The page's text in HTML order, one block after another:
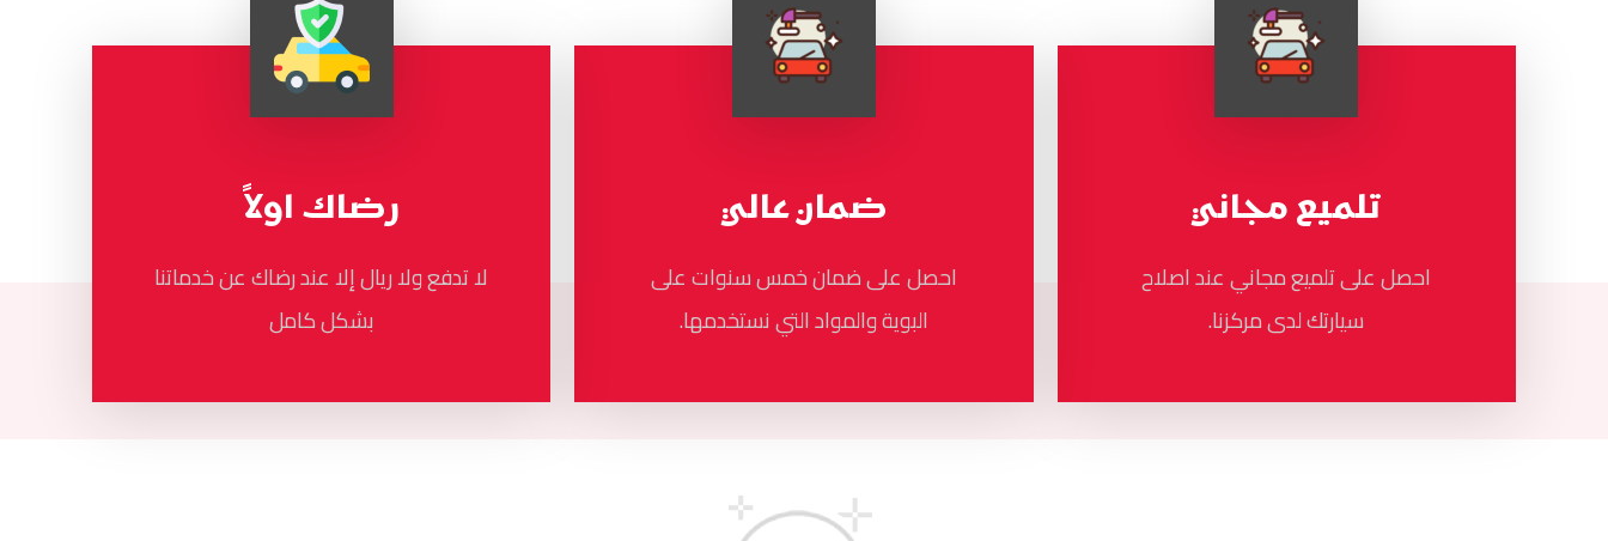
تلميع مجاني
احصل على تلميع مجاني عند اصلاح
سيارتك لدى مركزنا.
ضمان عالي
احصل على ضمان خمس سنوات على
البوية والمواد التي نستخدمها.
رضاك اولاً
لا تدفع ولا ريال إلا عند رضاك عن خدماتنا
بشكل كامل